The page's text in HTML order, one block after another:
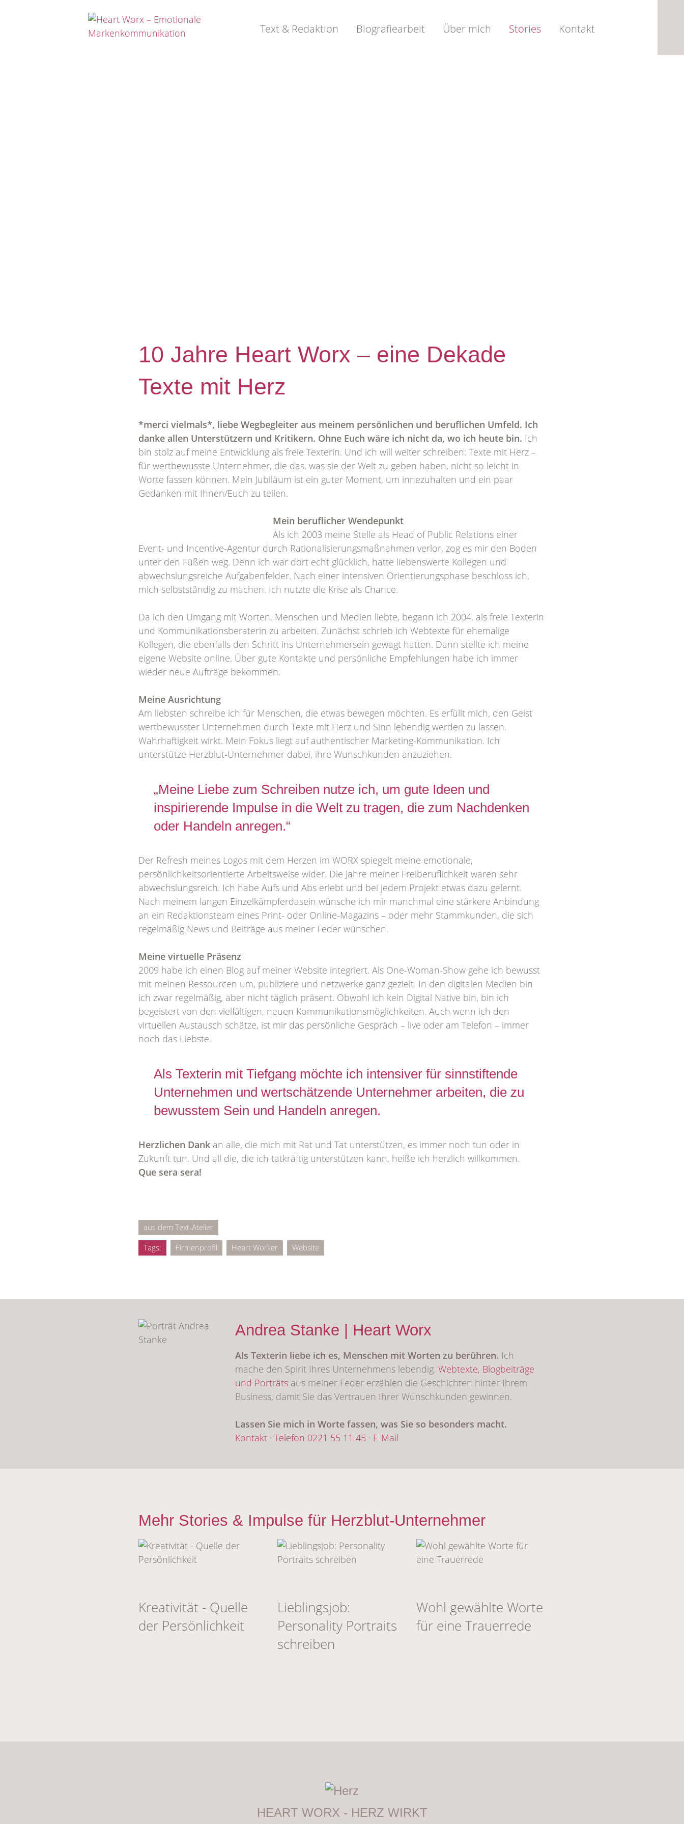
Text & Redaktion Biografiearbeit Über mich Stories Kontakt
10 Jahre Heart Worx – eine Dekade
Texte mit Herz
*merci vielmals*, liebe Wegbegleiter aus meinem persönlichen und beruflichen Umfeld. Ich
danke allen Unterstützern und Kritikern. Ohne Euch wäre ich nicht da, wo ich heute bin. Ich
bin stolz auf meine Entwicklung als freie Texterin. Und ich will weiter schreiben: Texte mit Herz –
für wertbewusste Unternehmer, die das, was sie der Welt zu geben haben, nicht so leicht in
Worte fassen können. Mein Jubiläum ist ein guter Moment, um innezuhalten und ein paar
Gedanken mit Ihnen/Euch zu teilen.
Mein beruflicher Wendepunkt
Als ich 2003 meine Stelle als Head of Public Relations einer
Event- und Incentive-Agentur durch Rationalisierungsmaßnahmen verlor, zog es mir den Boden
unter den Füßen weg. Denn ich war dort echt glücklich, hatte liebenswerte Kollegen und
abwechslungsreiche Aufgabenfelder. Nach einer intensiven Orientierungsphase beschloss ich,
mich selbstständig zu machen. Ich nutzte die Krise als Chance.
Da ich den Umgang mit Worten, Menschen und Medien liebte, begann ich 2004, als freie Texterin
und Kommunikationsberaterin zu arbeiten. Zunächst schrieb ich Webtexte für ehemalige
Kollegen, die ebenfalls den Schritt ins Unternehmersein gewagt hatten. Dann stellte ich meine
eigene Website online. Über gute Kontakte und persönliche Empfehlungen habe ich immer
wieder neue Aufträge bekommen.
Meine Ausrichtung
Am liebsten schreibe ich für Menschen, die etwas bewegen möchten. Es erfüllt mich, den Geist
wertbewusster Unternehmen durch Texte mit Herz und Sinn lebendig werden zu lassen.
Wahrhaftigkeit wirkt. Mein Fokus liegt auf authentischer Marketing-Kommunikation. Ich
unterstütze Herzblut-Unternehmer dabei, ihre Wunschkunden anzuziehen.
„Meine Liebe zum Schreiben nutze ich, um gute Ideen und
inspirierende Impulse in die Welt zu tragen, die zum Nachdenken
oder Handeln anregen.“
Der Refresh meines Logos mit dem Herzen im WORX spiegelt meine emotionale,
persönlichkeitsorientierte Arbeitsweise wider. Die Jahre meiner Freiberuflichkeit waren sehr
abwechslungsreich. Ich habe Aufs und Abs erlebt und bei jedem Projekt etwas dazu gelernt.
Nach meinem langen Einzelkämpferdasein wünsche ich mir manchmal eine stärkere Anbindung
an ein Redaktionsteam eines Print- oder Online-Magazins – oder mehr Stammkunden, die sich
regelmäßig News und Beiträge aus meiner Feder wünschen.
Meine virtuelle Präsenz
2009 habe ich einen Blog auf meiner Website integriert. Als One-Woman-Show gehe ich bewusst
mit meinen Ressourcen um, publiziere und netzwerke ganz gezielt. In den digitalen Medien bin
ich zwar regelmäßig, aber nicht täglich präsent. Obwohl ich kein Digital Native bin, bin ich
begeistert von den vielfältigen, neuen Kommunikationsmöglichkeiten. Auch wenn ich den
virtuellen Austausch schätze, ist mir das persönliche Gespräch – live oder am Telefon – immer
noch das Liebste.
Als Texterin mit Tiefgang möchte ich intensiver für sinnstiftende
Unternehmen und wertschätzende Unternehmer arbeiten, die zu
bewusstem Sein und Handeln anregen.
Herzlichen Dank an alle, die mich mit Rat und Tat unterstützen, es immer noch tun oder in
Zukunft tun. Und all die, die ich tatkräftig unterstützen kann, heiße ich herzlich willkommen.
Que sera sera!
aus dem Text-Atelier
Tags:
Firmenprofil Heart Worker Website
Andrea Stanke | Heart Worx
Als Texterin liebe ich es, Menschen mit Worten zu berühren. Ich
mache den Spirit Ihres Unternehmens lebendig. Webtexte, Blogbeiträge
und Porträts aus meiner Feder erzählen die Geschichten hinter Ihrem
Business, damit Sie das Vertrauen Ihrer Wunschkunden gewinnen.
Lassen Sie mich in Worte fassen, was Sie so besonders macht.
Kontakt · Telefon 0221 55 11 45 · E-Mail
Mehr Stories & Impulse für Herzblut-Unternehmer
Kreativität - Quelle
der Persönlichkeit
Lieblingsjob:
Personality Portraits
schreiben
Wohl gewählte Worte
für eine Trauerrede
HEART WORX - HERZ WIRKT